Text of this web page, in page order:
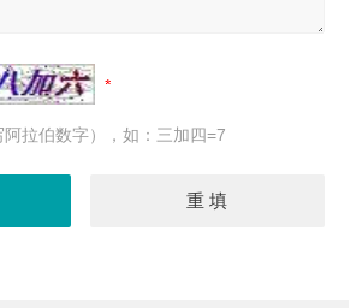
拉伯数字），如：三加四=7